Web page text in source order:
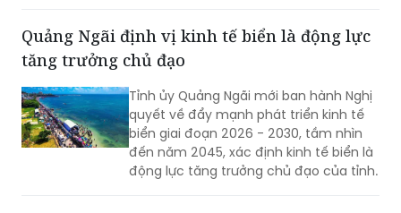
Quảng Ngãi định vị kinh tế biển là động lực
tăng trưởng chủ đạo
Tỉnh ủy Quảng Ngãi mới ban hành Nghị
quyết về đẩy mạnh phát triển kinh tế
biển giai đoạn 2026 - 2030, tầm nhìn
đến năm 2045, xác định kinh tế biển là
động lực tăng trưởng chủ đạo của tỉnh.